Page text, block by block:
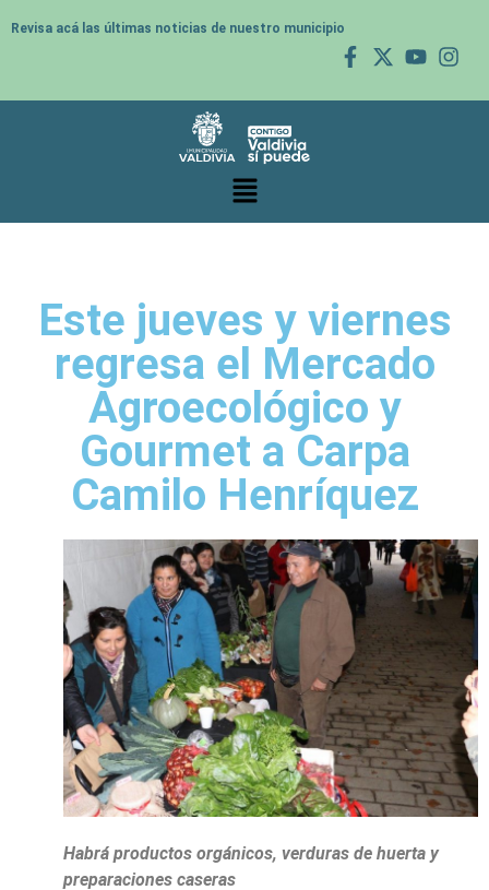
Revisa acá las últimas noticias de nuestro municipio
Este jueves y viernes
regresa el Mercado
Agroecológico y
Gourmet a Carpa
Camilo Henríquez
Habrá productos orgánicos, verduras de huerta y
preparaciones caseras